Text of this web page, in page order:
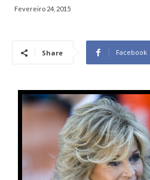
Fevereiro 24, 2015
Share Facebook